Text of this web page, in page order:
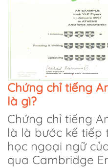
Chứng chỉ tiếng
là gì?
Chứng chỉ tiếng
là là bước kế tiếp
học ngoại ngữ
qua Cambridge